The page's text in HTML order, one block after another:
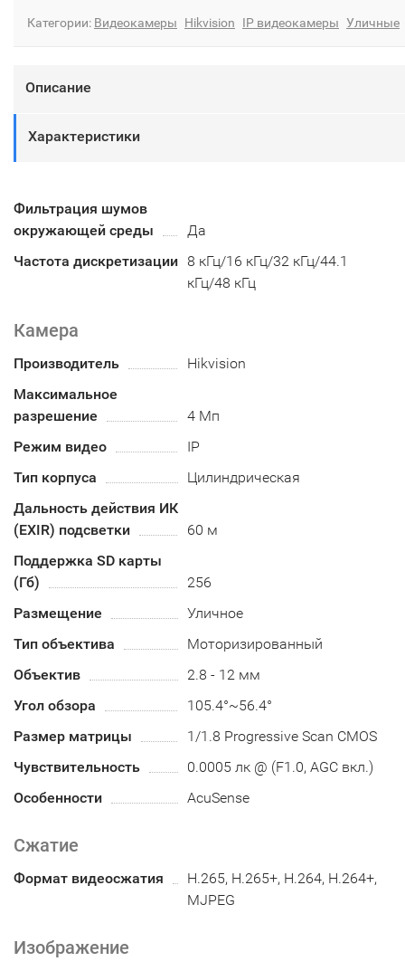
Категории: Видеокамеры Hikvision IP видеокамеры Уличные
Описание
Характеристики
Фильтрация шумов
окружающей среды
Да
Частота дискретизации 8 кГц/16 кГц/32 кГц/44.1
кГц/48 кГц
Камера
Производитель
Hikvision
Максимальное
разрешение
4 Мп
Режим видео
IP
Тип корпуса
Цилиндрическая
Дальность действия ИК
(EXIR) подсветки
60 м
Поддержка SD карты
(Гб)
256
Размещение
Уличное
Тип объектива
Моторизированный
Объектив
2.8 - 12 мм
Угол обзора
105.4°~56.4°
Размер матрицы
1/1.8 Progressive Scan CMOS
Чувствительность
0.0005 лк @ (F1.0, AGC вкл.)
Особенности
AcuSense
Сжатие
Формат видеосжатия
H.265, H.265+, H.264, H.264+,
MJPEG
Изображение